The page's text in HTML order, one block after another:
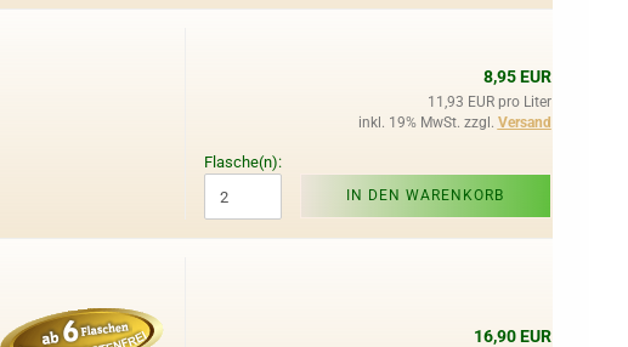
8,95 EUR
11,93 EUR pro Liter
inkl. 19% MwSt. zzgl. Versand
Flasche(n):
IN DEN WARENKORB
16,90 EUR